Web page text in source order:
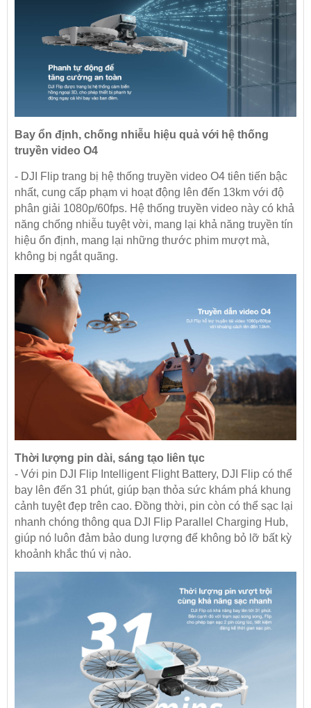
Bay ổn định, chống nhiễu hiệu quả với hệ thống
truyền video O4
- DJI Flip trang bị hệ thống truyền video O4 tiên tiến bậc
nhất, cung cấp phạm vi hoạt động lên đến 13km với độ
phân giải 1080p/60fps. Hệ thống truyền video này có khả
năng chống nhiễu tuyệt vời, mang lại khả năng truyền tín
hiệu ổn định, mang lại những thước phim mượt mà,
không bị ngắt quãng.
Thời lượng pin dài, sáng tạo liên tục
- Với pin DJI Flip Intelligent Flight Battery, DJI Flip có thể
bay lên đến 31 phút, giúp bạn thỏa sức khám phá khung
cảnh tuyệt đẹp trên cao. Đồng thời, pin còn có thể sạc lại
nhanh chóng thông qua DJI Flip Parallel Charging Hub,
giúp nó luôn đảm bảo dung lượng để không bỏ lỡ bất kỳ
khoảnh khắc thú vị nào.